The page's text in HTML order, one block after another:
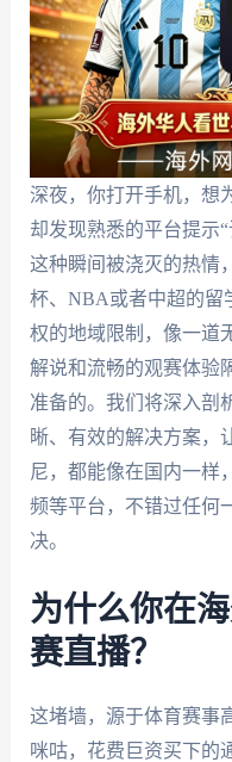
深夜，你打开手机，想
却发现熟悉的平台提示
这种瞬间被浇灭的热情
杯、NBA或者中超的留
权的地域限制，像一道
解说和流畅的观赛体验
准备的。我们将深入剖
晰、有效的解决方案，
尼，都能像在国内一样
频等平台，不错过任何
决。
为什么你在
赛直播？
这堵墙，源于体育赛事
咪咕，花费巨资买下的